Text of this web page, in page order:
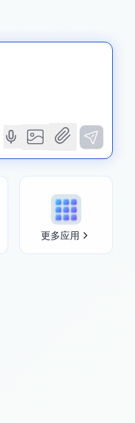
更多应用